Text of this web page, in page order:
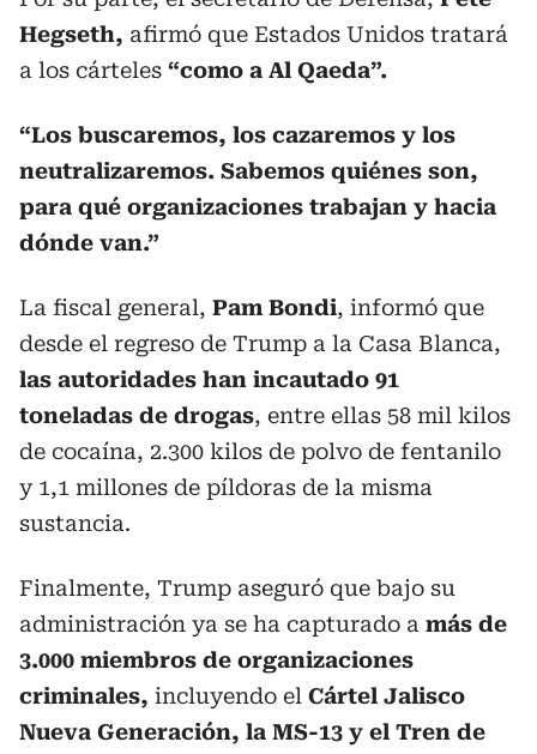
Hegseth, afirmó que Estados Unidos tratará
a los cárteles “como a Al Qaeda”.
“Los buscaremos, los cazaremos y los
neutralizaremos. Sabemos quiénes son,
para qué organizaciones trabajan y hacia
dónde van.”
La fiscal general, Pam Bondi, informó que
desde el regreso de Trump a la Casa Blanca,
las autoridades han incautado 91
toneladas de drogas, entre ellas 58 mil kilos
de cocaína, 2.300 kilos de polvo de fentanilo
y 1,1 millones de píldoras de la misma
sustancia.
Finalmente, Trump aseguró que bajo su
administración ya se ha capturado a más de
3.000 miembros de organizaciones
criminales, incluyendo el Cártel Jalisco
Nueva Generación, la MS-13 y el Tren de